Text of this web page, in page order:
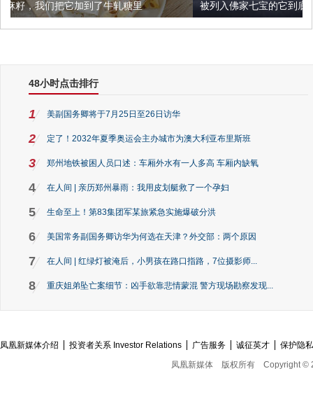
到了牛轧糖里 被列入佛家七宝的它到底有多美？
48小时点击排行
1 美副国务卿将于7月25日至26日访华
2 定了！2032年夏季奥运会主办城市为澳大利亚布里斯班
3 郑州地铁被困人员口述：车厢外水有一人多高 车厢内缺氧
4 在人间 | 亲历郑州暴雨：我用皮划艇救了一个孕妇
5 生命至上！第83集团军某旅紧急实施爆破分洪
6 美国常务副国务卿访华为何选在天津？外交部：两个原因
7 在人间 | 红绿灯被淹后，小男孩在路口指路，7位摄影师...
8 重庆姐弟坠亡案细节：凶手欲靠悲情蒙混 警方现场勘察发现...
凤凰新媒体介绍 投资者关系 Investor Relations 广告服务 诚征英才
保护隐
凤凰新媒体
版权所有 Copyright ©